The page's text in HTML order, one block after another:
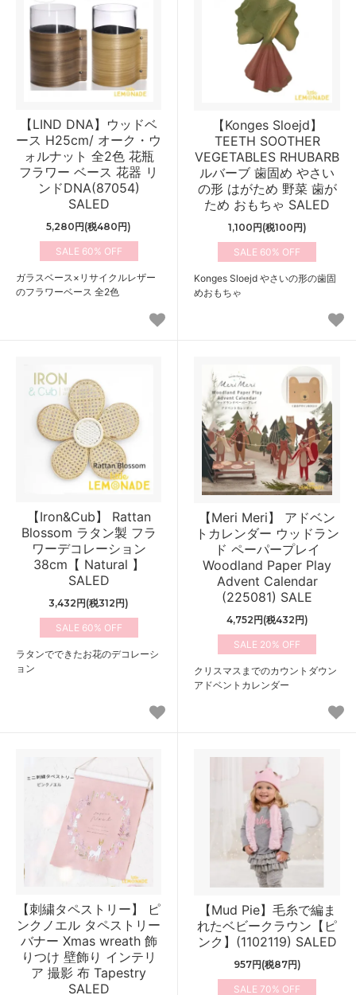
【LIND DNA】ウッドベ
ース H25cm/ オーク・ウ
ォルナット 全2色 花瓶
フラワー ベース 花器 リ
ンドDNA(87054)
SALED
5,280円(税480円)
60%
ガラスベース×リサイクルレザー
のフラワーベース 全2色
【Konges Sloejd】
TEETH SOOTHER
VEGETABLES RHUBARB
ルバーブ 歯固め やさい
の形 はがため 野菜 歯が
ため おもちゃ SALED
1,100円(税100円)
60%
Konges Sloejd やさいの形の歯固
めおもちゃ
【Iron&Cub】 Rattan
Blossom ラタン製 フラ
ワーデコレーション
38cm【 Natural 】
SALED
3,432円(税312円)
60%
ラタンでできたお花のデコレーシ
ョン
【Meri Meri】 アドベン
トカレンダー ウッドラン
ド ペーパープレイ
Woodland Paper Play
Advent Calendar
(225081) SALE
4,752円(税432円)
20%
クリスマスまでのカウントダウン
アドベントカレンダー
【刺繍タペストリー】 ピ
ンクノエル タペストリー
バナー Xmas wreath 飾
りつけ 壁飾り インテリ
ア 撮影 布 Tapestry
SALED
【Mud Pie】毛糸で編ま
れたベビークラウン【ピ
ンク】(1102119) SALED
957円(税87円)
70%